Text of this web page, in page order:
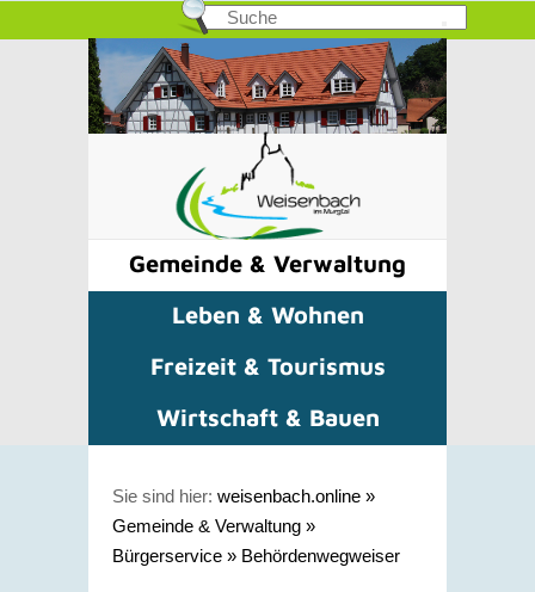
Gemeinde & Verwaltung
Leben & Wohnen
Freizeit & Tourismus
Wirtschaft & Bauen
Sie sind hier: weisenbach.online »
Gemeinde & Verwaltung »
Bürgerservice » Behördenwegweiser